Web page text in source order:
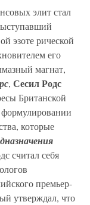
элит стал
эзоте рической
его
магнат,
, Сесил Родс
Британской
которые
считал себя
премьер-
утверждал, что